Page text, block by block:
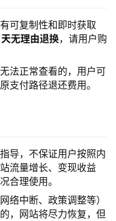
可复制性和即时获取
无理由退换，请用户购
法正常查看的，用户可
支付路径退还费用。
导，不保证用户按照内
流量增长、变现收益
合理使用。
络中断、政策调整等）
，网站将尽力恢复，但